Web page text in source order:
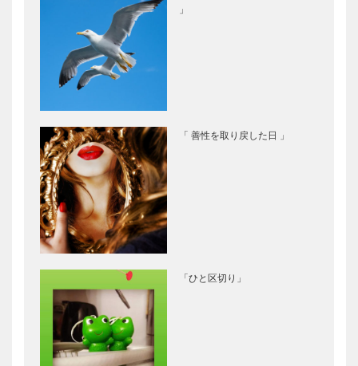
」
「 善性を取り戻した日 」
「ひと区切り」